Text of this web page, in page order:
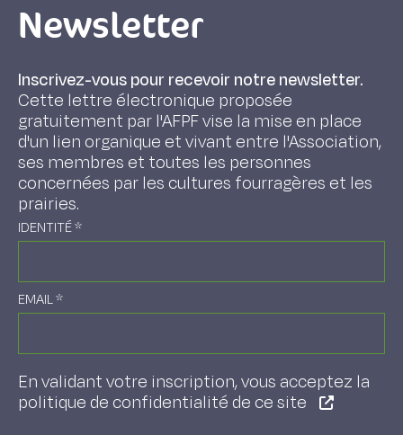
Newsletter
Inscrivez-vous pour recevoir notre newsletter.
Cette lettre électronique proposée
gratuitement par l'AFPF vise la mise en place
d'un lien organique et vivant entre l'Association,
ses membres et toutes les personnes
concernées par les cultures fourragères et les
prairies.
IDENTITÉ*
EMAIL*
En validant votre inscription, vous acceptez la
politique de confidentialité de ce site